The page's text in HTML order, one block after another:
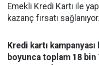
Emekli Kredi Kartı ile
kazanç fırsatı sağlanıyor.
Kredi kartı
boyunca toplam 18 bin